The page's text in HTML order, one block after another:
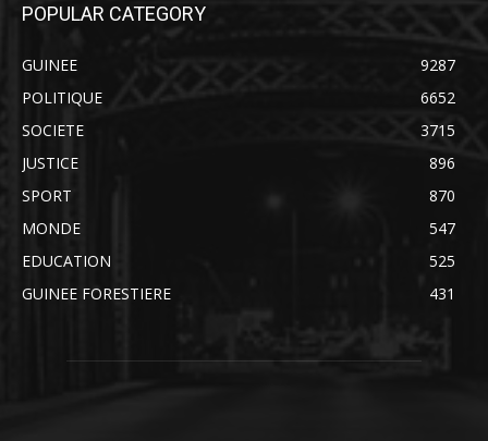
POPULAR CATEGORY
GUINEE
9287
POLITIQUE
6652
SOCIETE
3715
JUSTICE
896
SPORT
870
MONDE
547
EDUCATION
525
GUINEE FORESTIERE
431